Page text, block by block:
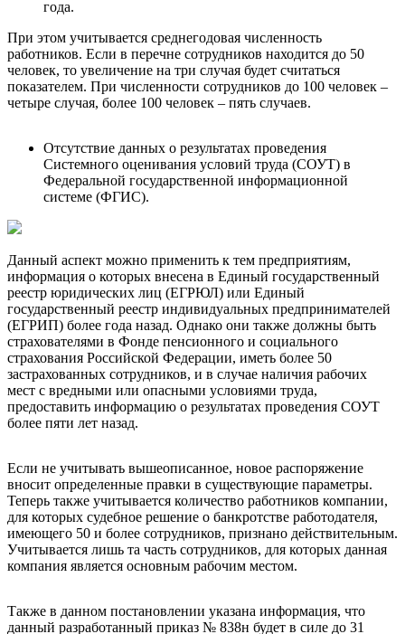
года.
При этом учитывается среднегодовая численность
работников. Если в перечне сотрудников находится до 50
человек, то увеличение на три случая будет считаться
показателем. При численности сотрудников до 100 человек –
четыре случая, более 100 человек – пять случаев.
Отсутствие данных о результатах проведения
Системного оценивания условий труда (СОУТ) в
Федеральной государственной информационной
системе (ФГИС).
Данный аспект можно применить к тем предприятиям,
информация о которых внесена в Единый государственный
реестр юридических лиц (ЕГРЮЛ) или Единый
государственный реестр индивидуальных предпринимателей
(ЕГРИП) более года назад. Однако они также должны быть
страхователями в Фонде пенсионного и социального
страхования Российской Федерации, иметь более 50
застрахованных сотрудников, и в случае наличия рабочих
мест с вредными или опасными условиями труда,
предоставить информацию о результатах проведения СОУТ
более пяти лет назад.
Если не учитывать вышеописанное, новое распоряжение
вносит определенные правки в существующие параметры.
Теперь также учитывается количество работников компании,
для которых судебное решение о банкротстве работодателя,
имеющего 50 и более сотрудников, признано действительным.
Учитывается лишь та часть сотрудников, для которых данная
компания является основным рабочим местом.
Также в данном постановлении указана информация, что
данный разработанный приказ № 838н будет в силе до 31